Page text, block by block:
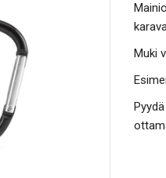
Muki